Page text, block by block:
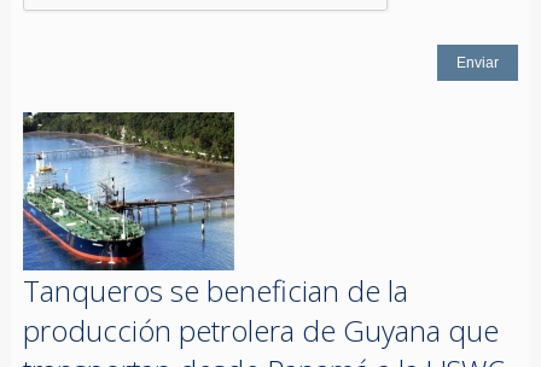
Tanqueros se benefician de la
producción petrolera de Guyana que